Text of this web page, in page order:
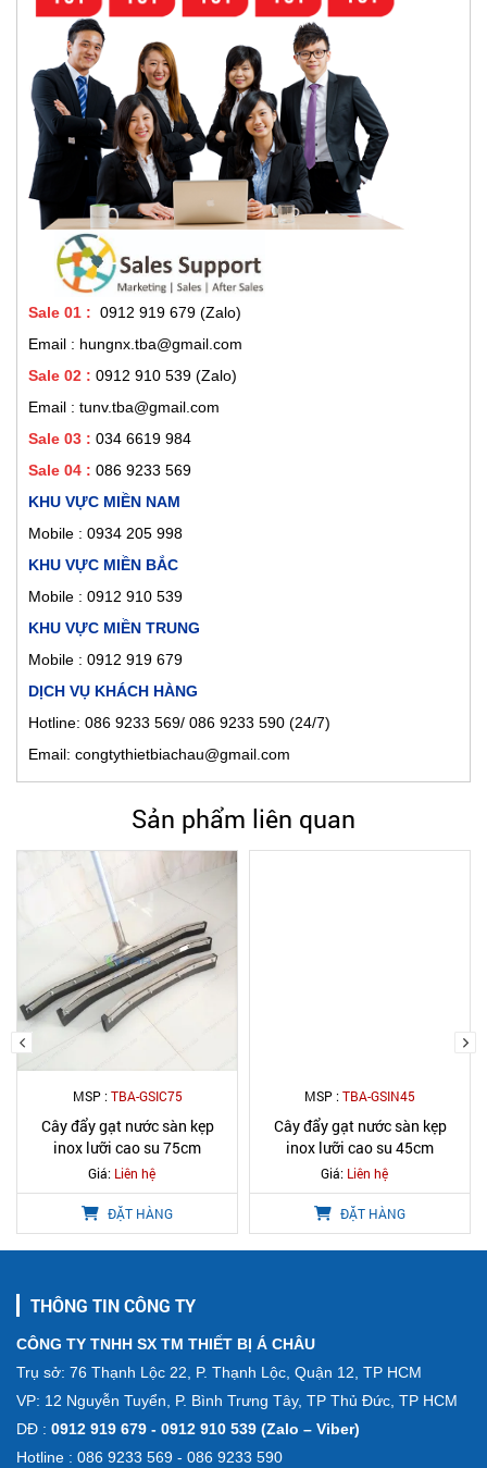
Sale 01 : 0912 919 679 (Zalo)
Email : hungnx.tba@gmail.com
Sale 02 : 0912 910 539 (Zalo)
Email : tunv.tba@gmail.com
Sale 03 : 034 6619 984
Sale 04 : 086 9233 569
KHU VỰC MIỀN NAM
Mobile : 0934 205 998
KHU VỰC MIỀN BẮC
Mobile : 0912 910 539
KHU VỰC MIỀN TRUNG
Mobile : 0912 919 679
DỊCH VỤ KHÁCH HÀNG
Hotline: 086 9233 569/ 086 9233 590 (24/7)
Email: congtythietbiachau@gmail.com
Sản phẩm liên quan
MSP :TBA-GSIC75
Cây đẩy gạt nước sàn kẹp
inox lưỡi cao su 75cm
Giá: Liên hệ
ĐẶT HÀNG
MSP :TBA-GSIN45
Cây đẩy gạt nước sàn kẹp
inox lưỡi cao su 45cm
Giá: Liên hệ
ĐẶT HÀNG
THÔNG TIN CÔNG TY
CÔNG TY TNHH SX TM THIẾT BỊ Á CHÂU
Trụ sở: 76 Thạnh Lộc 22, P. Thạnh Lộc, Quận 12, TP HCM
VP: 12 Nguyễn Tuyển, P. Bình Trưng Tây, TP Thủ Đức, TP HCM
DĐ : 0912 919 679 - 0912 910 539 (Zalo – Viber)
Hotline : 086 9233 569 - 086 9233 590